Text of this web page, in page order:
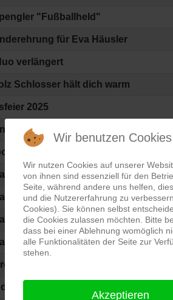
"Fußballheld"
für Eva Häusler
verlängert
Schlosser hält dich warm
2025
für Anton Fent
von Gutmann
von Gutmann Anlagentechnik
von Malermeisterin Nathalie
von Floristik Petra Katzer
von Edelmann Land- und
- Landratspokalsieger 1975
Einsatz gewürdigt
Wir benutzen Cookies
Wir nutzen Cookies auf unserer
von ihnen sind essenziell für den
Seite, während andere uns helfen,
und die Nutzererfahrung zu
Cookies). Sie können selbst
die Cookies zulassen möchten. Bitte
dass bei einer Ablehnung womöglich
alle Funktionalitäten der Seite zur
stehen.
Akzeptieren